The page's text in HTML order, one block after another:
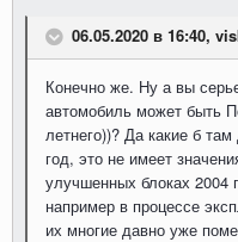
06.05.2020 в 16:40,
Конечно же. Ну а вы
автомобиль может быть
летнего))? Да какие б
год, это не имеет
улучшенных блоках 2004
например в процессе
их многие давно уже